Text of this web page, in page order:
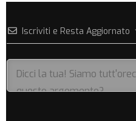
Iscriviti e Resta Aggiornato